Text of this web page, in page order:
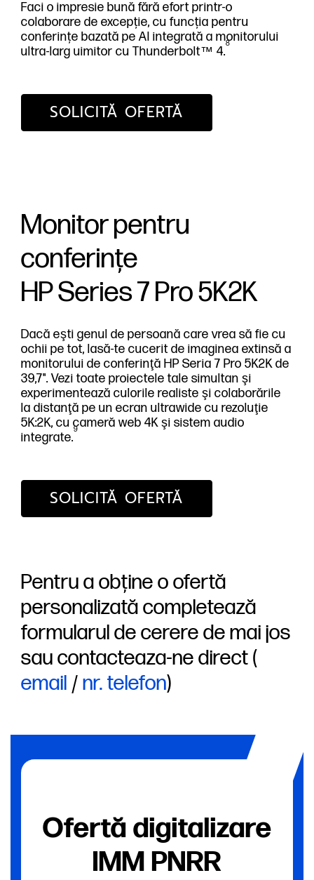
Faci o impresie bună fără efort printr-o
colaborare de excepție, cu funcția pentru
conferințe bazată pe AI integrată a monitorului
ultra-larg uimitor cu Thunderbolt™ 4.
8
SOLICITĂ OFERTĂ
Monitor pentru
conferințe
HP Series 7 Pro 5K2K
Dacă eşti genul de persoană care vrea să fie cu
ochii pe tot, lasă-te cucerit de imaginea extinsă a
monitorului de conferinţă HP Seria 7 Pro 5K2K de
39,7". Vezi toate proiectele tale simultan şi
experimentează culorile realiste şi colaborările
la distanţă pe un ecran ultrawide cu rezoluţie
5K:2K, cu cameră web 4K şi sistem audio
integrate.
9
SOLICITĂ OFERTĂ
Pentru a obține o ofertă
personalizată completează
formularul de cerere de mai jos
sau contacteaza-ne direct (
email /nr. telefon)
Ofertă digitalizare
IMM PNRR